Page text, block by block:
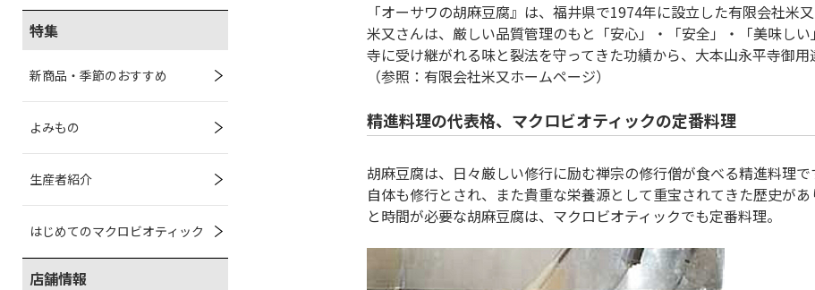
特集
新商品・季節のおすすめ
よみもの
生産者紹介
はじめてのマクロビオティック
店舗情報
「オーサワの胡麻豆腐』は、福井県で1974年に設立した有限会社米又
米又さんは、厳しい品質管理のもと「安心」・「安全」・「美味し
寺に受け継がれる味と裂法を守ってきた功績から、大本山永平寺御用
（参照：有限会社米又ホームページ）
精進料理の代表格、マクロビオティックの定番料理
胡麻豆腐は、日々厳しい修行に励む禅宗の修行僧が食べる精進料理
自体も修行とされ、また貴重な栄養源として重宝されてきた歴史が
と時間が必要な胡麻豆腐は、マクロビオティックでも定番料理。